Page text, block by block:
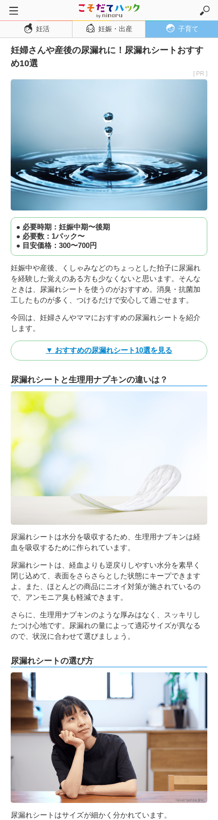
トップページ
妊活
妊娠・出産
子育て・育児
０歳児
２歳児
３〜６歳児
７〜１２歳児
妊活 妊娠・出産 子育て
妊婦さんや産後の尿漏れに！尿漏れシートおすす
め10選
[ PR ]
● 必要時期：妊娠中期〜後期
● 必要数：1パック〜
● 目安価格：300〜700円
妊娠中や産後、くしゃみなどのちょっとした拍子に尿漏れ
を経験した覚えのある方も少なくないと思います。そんな
ときは、尿漏れシートを使うのがおすすめ。消臭・抗菌加
工したものが多く、つけるだけで安心して過ごせます。
今回は、妊婦さんやママにおすすめの尿漏れシートを紹介
します。
▼ おすすめの尿漏れシート10選を見る
尿漏れシートと生理用ナプキンの違いは？
尿漏れシートは水分を吸収するため、生理用ナプキンは経
血を吸収するために作られています。
尿漏れシートは、経血よりも逆戻りしやすい水分を素早く
閉じ込めて、表面をさらさらとした状態にキープできます
よ。また、ほとんどの商品にニオイ対策が施されているの
で、アンモニア臭も軽減できます。
さらに、生理用ナプキンのような厚みはなく、スッキリし
たつけ心地です。尿漏れの量によって適応サイズが異なる
ので、状況に合わせて選びましょう。
尿漏れシートの選び方
尿漏れシートはサイズが細かく分かれています。